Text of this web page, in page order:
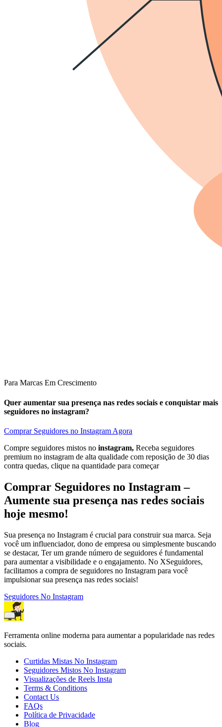
Para Marcas Em Crescimento
Quer aumentar sua presença nas redes sociais e conquistar mais
seguidores no instagram?
Comprar Seguidores no Instagram Agora
Compre seguidores mistos no instagram, Receba seguidores
premium no instagram de alta qualidade com reposição de 30 dias
contra quedas, clique na quantidade para começar
Comprar Seguidores no Instagram –
Aumente sua presença nas redes sociais
hoje mesmo!
Sua presença no Instagram é crucial para construir sua marca. Seja
você um influenciador, dono de empresa ou simplesmente buscando
se destacar, Ter um grande número de seguidores é fundamental
para aumentar a visibilidade e o engajamento. No XSeguidores,
facilitamos a compra de seguidores no Instagram para você
impulsionar sua presença nas redes sociais!
Seguidores No Instagram
Ferramenta online moderna para aumentar a popularidade nas redes
sociais.
Curtidas Mistas No Instagram
Seguidores Mistos No Instagram
Visualizações de Reels Insta
Terms & Conditions
Contact Us
FAQs
Política de Privacidade
Blog